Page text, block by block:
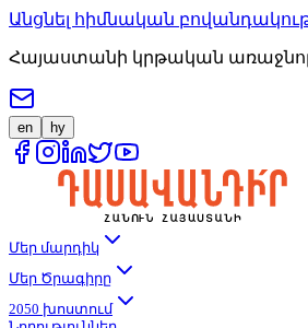
Անցնել հիմնական
Հայաստանի կրթական
en hy
Մեր մարդիկ
Մեր Ծրագիրը
2050 խոստում